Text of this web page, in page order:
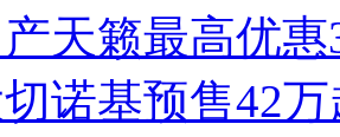
天籁最高优
诺基预售42